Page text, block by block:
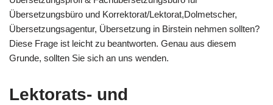
Übersetzungsbüro und Korrektorat/Lektorat,Dolmetscher,
Übersetzungsagentur, Übersetzung in Birstein nehmen sollten?
Diese Frage ist leicht zu beantworten. Genau aus diesem
Grunde, sollten Sie sich an uns wenden.
Lektorats- und